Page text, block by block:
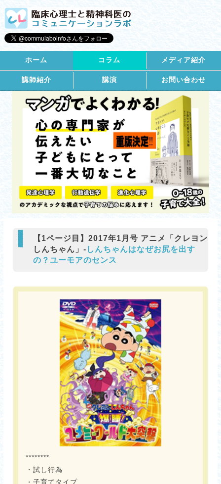
ホーム コラム メディア紹介
講師紹介 講演 お問い合わせ
【1ページ目】2017年1月号 アニメ「クレヨン
しんちゃん」- しんちゃんはなぜお尻を出す
の？ユーモアのセンス
********
・試し行為
・子育てタイプ